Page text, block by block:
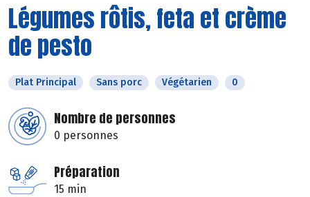
Légumes rôtis, feta et crème
de pesto
Plat Principal Sans porc Végétarien 0
Nombre de personnes
0 personnes
Préparation
15 min